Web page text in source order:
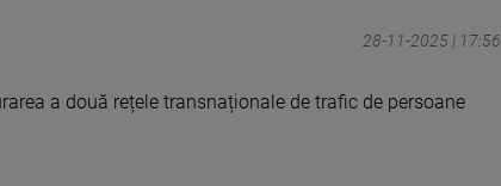
28-11-2025 | 17:56
a două rețele transnaționale de trafic de persoane